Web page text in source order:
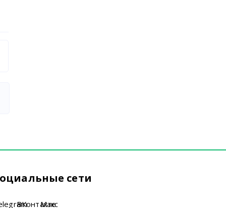
сети
ВКонтакте
Макс